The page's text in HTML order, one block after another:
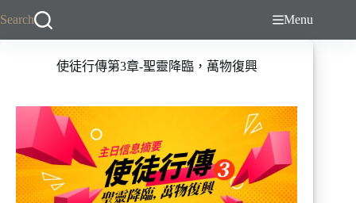
Search Menu
使徒行傳第3章-聖靈降臨，萬物復興